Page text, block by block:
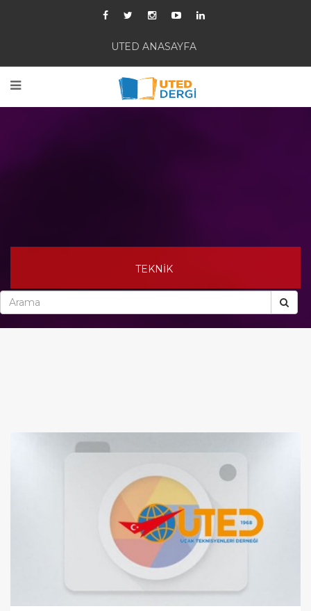
UTED ANASAYFA
TEKNİK